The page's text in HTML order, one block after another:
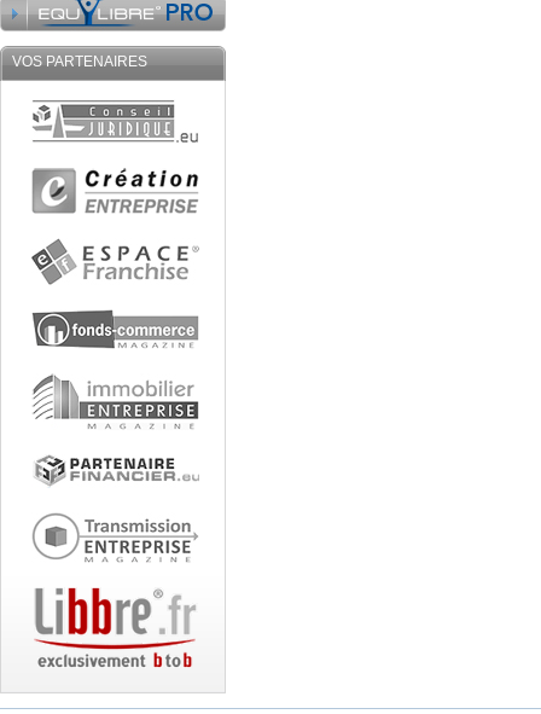
VOS PARTENAIRES